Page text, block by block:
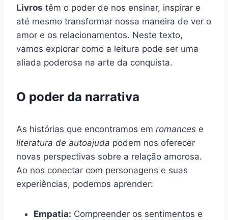
Livros têm o poder de nos ensinar, inspirar e
até mesmo transformar nossa maneira de ver o
amor e os relacionamentos. Neste texto,
vamos explorar como a leitura pode ser uma
aliada poderosa na arte da conquista.
O poder da narrativa
As histórias que encontramos em romances e
literatura de autoajuda podem nos oferecer
novas perspectivas sobre a relação amorosa.
Ao nos conectar com personagens e suas
experiências, podemos aprender:
Empatia: Compreender os sentimentos e